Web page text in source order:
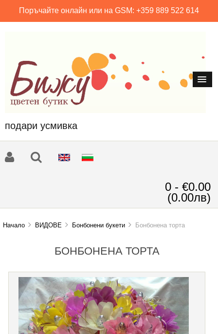
Поръчайте онлайн или на GSM: +359 889 522 614
подари усмивка
0 - €0.00
(0.00лв)
Начало ВИДОВЕ Бонбонени букети Бонбонена торта
БОНБОНЕНА ТОРТА